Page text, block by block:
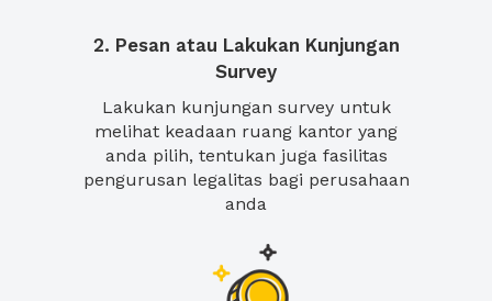
2. Pesan atau Lakukan Kunjungan
Survey
Lakukan kunjungan survey untuk
melihat keadaan ruang kantor yang
anda pilih, tentukan juga fasilitas
pengurusan legalitas bagi perusahaan
anda